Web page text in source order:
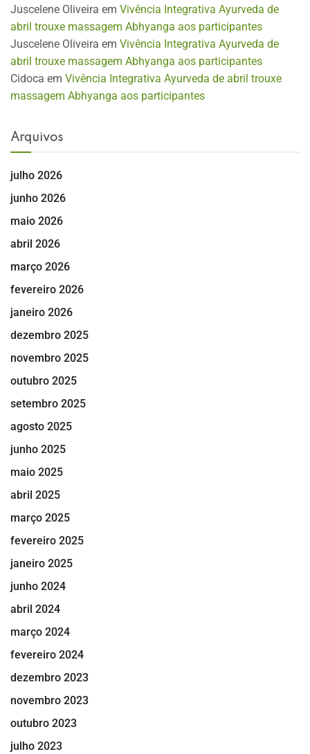
Juscelene Oliveira em Vivência Integrativa Ayurveda de
abril trouxe massagem Abhyanga aos participantes
Juscelene Oliveira em Vivência Integrativa Ayurveda de
abril trouxe massagem Abhyanga aos participantes
Cidoca em Vivência Integrativa Ayurveda de abril trouxe
massagem Abhyanga aos participantes
Arquivos
julho 2026
junho 2026
maio 2026
abril 2026
março 2026
fevereiro 2026
janeiro 2026
dezembro 2025
novembro 2025
outubro 2025
setembro 2025
agosto 2025
junho 2025
maio 2025
abril 2025
março 2025
fevereiro 2025
janeiro 2025
junho 2024
abril 2024
março 2024
fevereiro 2024
dezembro 2023
novembro 2023
outubro 2023
julho 2023